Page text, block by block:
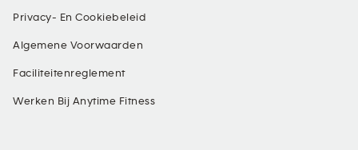
Privacy- En Cookiebeleid
Algemene Voorwaarden
Faciliteitenreglement
Werken Bij Anytime Fitness